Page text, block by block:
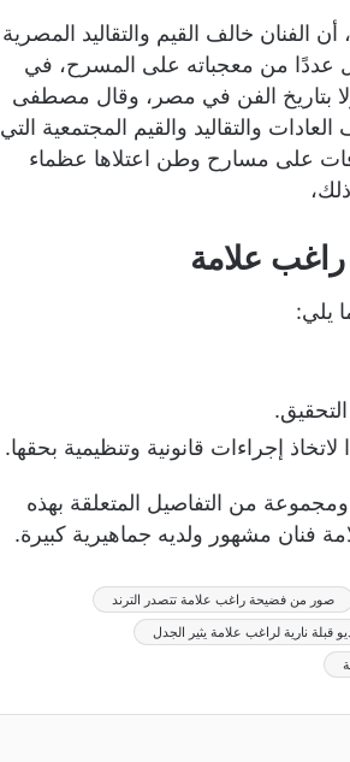
خالف القيم والتقاليد المصرية
عددًا من معجباته على المسرح، في
ولا بتاريخ الفن في مصر، وقال مصطفى
والتقاليد والقيم المجتمعية التي
على مسارح وطن اعتلاها عظماء
راغب علامة
يلي:
إجراءات قانونية وتنظيمية بحقها.
من التفاصيل المتعلقة بهذه
فنان مشهور ولديه جماهيرية كبيرة.
صور من فضيحة راغب علامة تتصدر الترند
قبلة نارية لراغب علامة يثير الجدل